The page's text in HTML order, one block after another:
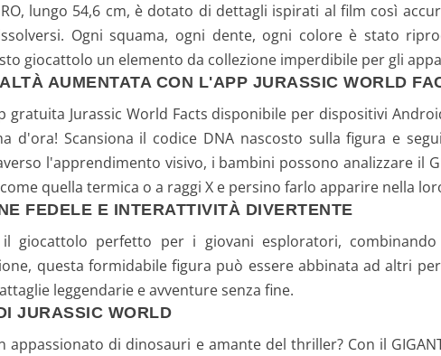
lungo 54,6 cm, è dotato di dettagli ispirati al film così
Ogni squama, ogni dente, ogni colore è stato
giocattolo un elemento da collezione imperdibile per gli
AUMENTATA CON L'APP JURASSIC WORLD
Jurassic World Facts disponibile per dispositivi
d'ora! Scansiona il codice DNA nascosto sulla figura e
l'apprendimento visivo, i bambini possono analizzare il
quella termica o a raggi X e persino farlo apparire nella
FEDELE E INTERATTIVITÀ DIVERTENTE
il giocattolo perfetto per i giovani esploratori,
questa formidabile figura può essere abbinata ad altri
leggendarie e avventure senza fine.
JURASSIC WORLD
di dinosauri e amante del thriller? Con il